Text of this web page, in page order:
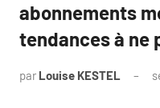
abonnements
tendances à ne
par Louise KESTEL